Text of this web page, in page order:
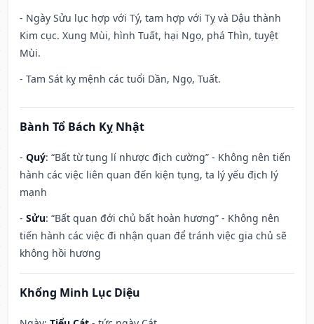
- Ngày Sửu lục hợp với Tý, tam hợp với Tỵ và Dậu thành
Kim cục. Xung Mùi, hình Tuất, hại Ngọ, phá Thìn, tuyệt
Mùi.
- Tam Sát kỵ mệnh các tuổi Dần, Ngọ, Tuất.
Bành Tổ Bách Kỵ Nhật
- Quý: “Bất từ tụng lí nhược địch cường” - Không nên tiến
hành các việc liên quan đến kiện tụng, ta lý yếu địch lý
mạnh
- Sửu: “Bất quan đới chủ bất hoàn hương” - Không nên
tiến hành các việc đi nhận quan để tránh việc gia chủ sẽ
không hồi hương
Khổng Minh Lục Diệu